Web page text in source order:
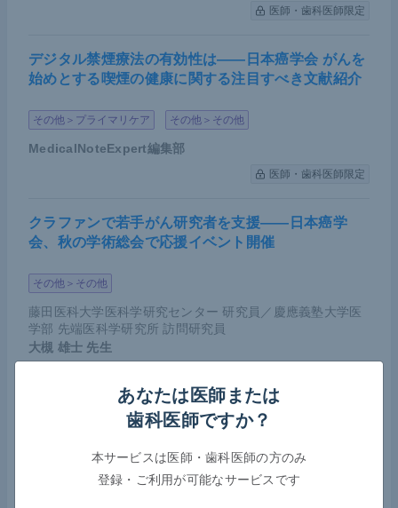
ため、durable response（持続的奏効）を示す症例
そして奏効割合（ORR）について、Chemo群と差
奏効した症例での効果が長く続く傾向が、Chemo+
NIVO群よりもChemoフリー群においてが顕著に表
れているためである。ただ、完全奏効（CR）の割合
い数字を示している。
＜CheckMate648試験＞加藤氏講演資料（提供：加藤氏）
医師・歯科医師限定
デジタル禁煙療法の有効性は――日本癌学会 がんを
始めとする喫煙の健康に関する注目すべき文献紹介
その他＞プライマリケア その他＞その他
MedicalNoteExpert編集部
医師・歯科医師限定
クラファンで若手がん研究者を支援――日本癌学
会、秋の学術総会で応援イベント開催
その他＞その他
藤田医科大学医科学研究センター 研究員／慶應義塾大学医
学部 先端医科学研究所 訪問研究員
大槻 雄士 先生
COVID-19によるがん薬物療法への影響――日本臨
腫瘍（オンコロジー）＞その他 感染症＞ウイルス性
あなたは医師または
歯科医師ですか？
本サービスは医師・歯科医師の方のみ
登録・ご利用が可能なサービスです